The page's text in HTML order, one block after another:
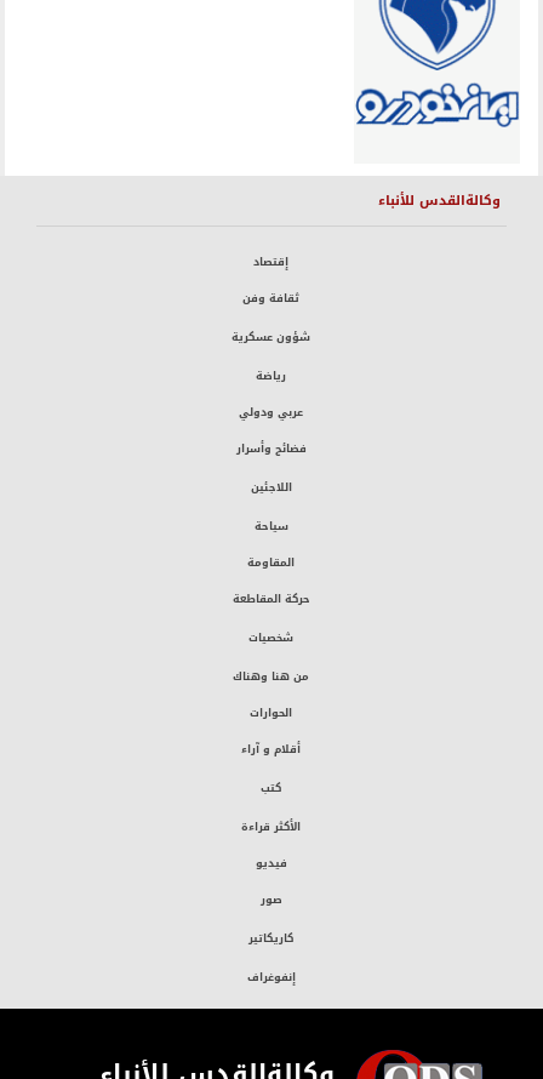
وكالةالقدس للأنباء
إقتصاد
ثقافة وفن
شؤون عسكرية
رياضة
عربي ودولي
فضائح وأسرار
اللاجئين
سياحة
المقاومة
حركة المقاطعة
شخصيات
من هنا وهناك
الحوارات
أقلام و آراء
كتب
الأكثر قراءة
فيديو
صور
كاريكاتير
إنفوغراف